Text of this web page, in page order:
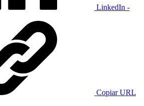
LinkedIn -
Copiar URL